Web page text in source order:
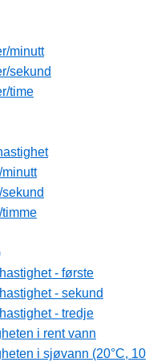
minutt
sekund
time
- første
- sekund
- tredje
i rent vann
i sjøvann (20°C, 10